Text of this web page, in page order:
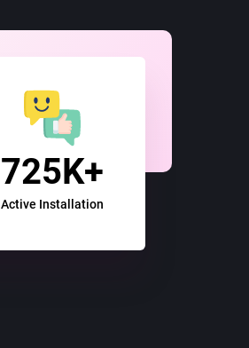
725K+
Active Installation